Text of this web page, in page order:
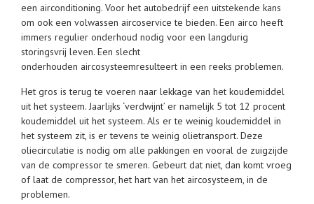
een airconditioning. Voor het autobedrijf een uitstekende kans
om ook een volwassen aircoservice te bieden. Een airco heeft
immers regulier onderhoud nodig voor een langdurig
storingsvrij leven. Een slecht
onderhouden aircosysteemresulteert in een reeks problemen.
Het gros is terug te voeren naar lekkage van het koudemiddel
uit het systeem. Jaarlijks ‘verdwijnt’ er namelijk 5 tot 12 procent
koudemiddel uit het systeem. Als er te weinig koudemiddel in
het systeem zit, is er tevens te weinig olietransport. Deze
oliecirculatie is nodig om alle pakkingen en vooral de zuigzijde
van de compressor te smeren. Gebeurt dat niet, dan komt vroeg
of laat de compressor, het hart van het aircosysteem, in de
problemen.